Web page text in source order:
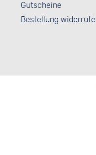
Gutscheine
Bestellung